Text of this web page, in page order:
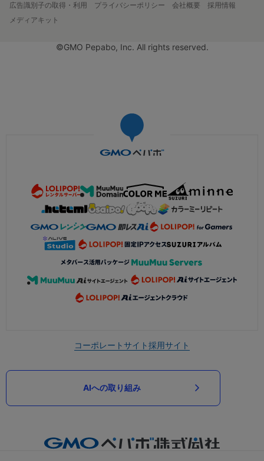
広告識別子の取得・利用
プライバシーポリシー 会社概要
採用情報
メディアキット
©GMO Pepabo, Inc. All rights reserved.
コーポレートサイト採用サイト
AIへの取り組み